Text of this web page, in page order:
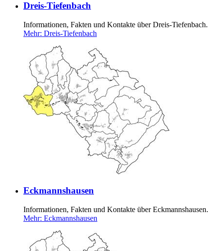
Dreis-Tiefenbach
Informationen, Fakten und Kontakte über Dreis-Tiefenbach.
Mehr: Dreis-Tiefenbach
Eckmannshausen
Informationen, Fakten und Kontakte über Eckmannshausen.
Mehr: Eckmannshausen